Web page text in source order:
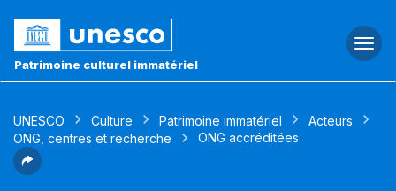
Patrimoine culturel immatériel
UNESCO Culture Patrimoine immatériel
Acteurs
ONG, centres et recherche
ONG accréditées